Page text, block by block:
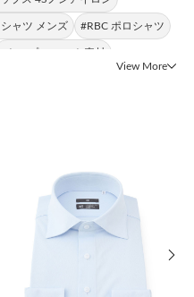
ャツ メンズ #RBC ポロシャツ
#トップス ニット素材
View More